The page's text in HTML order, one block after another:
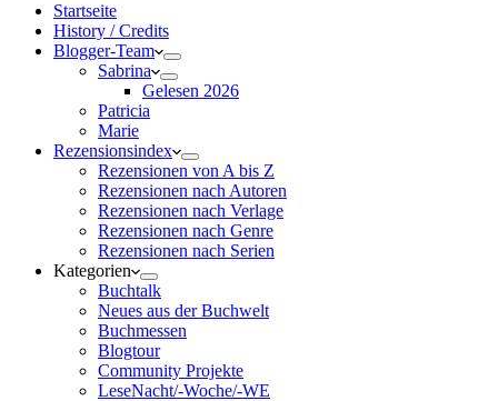
Startseite
History / Credits
Blogger-Team
Sabrina
Gelesen 2026
Patricia
Marie
Rezensionsindex
Rezensionen von A bis Z
Rezensionen nach Autoren
Rezensionen nach Verlage
Rezensionen nach Genre
Rezensionen nach Serien
Kategorien
Buchtalk
Neues aus der Buchwelt
Buchmessen
Blogtour
Community Projekte
LeseNacht/-Woche/-WE